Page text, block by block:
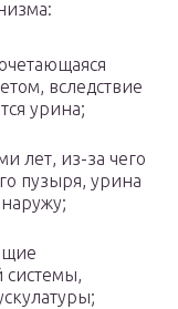
вследствие
урина;
лет, из-за чего
пузыря, урина